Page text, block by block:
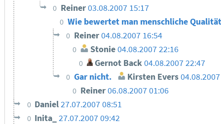
0 Reiner03.08.2007 15:17
0 Wie bewertet man menschliche
0 Reiner04.08.2007 16:54
0 Stonie04.08.2007 22:16
0 Gernot Back04.08.2007 22:47
0 Gar nicht. Kirsten Evers
0 Reiner06.08.2007 01:06
0 Daniel27.07.2007 08:51
0 Inita_27.07.2007 09:42